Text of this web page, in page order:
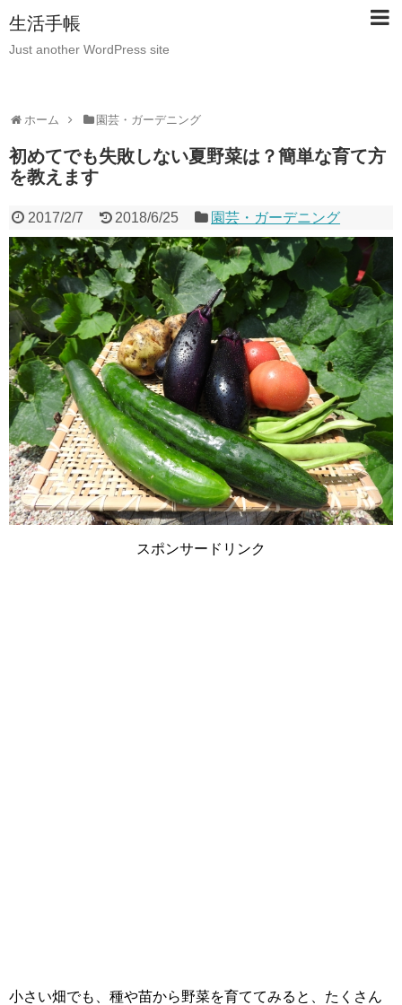
生活手帳
Just another WordPress site
ホーム 園芸・ガーデニング
初めてでも失敗しない夏野菜は？簡単な育て方
を教えます
2017/2/7 2018/6/25 園芸・ガーデニング
スポンサードリンク
小さい畑でも、種や苗から野菜を育ててみると、たくさん